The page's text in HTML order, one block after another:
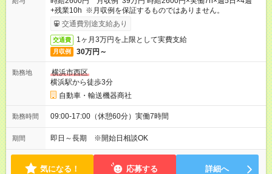
+残業10h ※月収例を保証するものではありません。
交通費別途支給あり
交通費 1ヶ月3万円を上限として実費支給
月収例 30万円～
勤務地
横浜市西区
横浜駅から徒歩3分
自動車・輸送機器商社
勤務時間 09:00-17:00（休憩60分）実働7時間
期間 即日～長期 ※開始日相談OK
気になる！ 応募する 詳細へ